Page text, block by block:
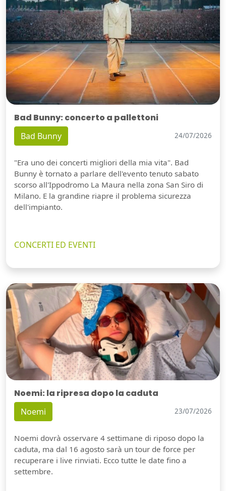
Bad Bunny: concerto a pallettoni
Bad Bunny 24/07/2026
"Era uno dei concerti migliori della mia vita". Bad
Bunny è tornato a parlare dell'evento tenuto sabato
scorso all'Ippodromo La Maura nella zona San Siro di
Milano. E la grandine riapre il problema sicurezza
dell'impianto.
CONCERTI ED EVENTI
Noemi: la ripresa dopo la caduta
Noemi 23/07/2026
Noemi dovrà osservare 4 settimane di riposo dopo la
caduta, ma dal 16 agosto sarà un tour de force per
recuperare i live rinviati. Ecco tutte le date fino a
settembre.